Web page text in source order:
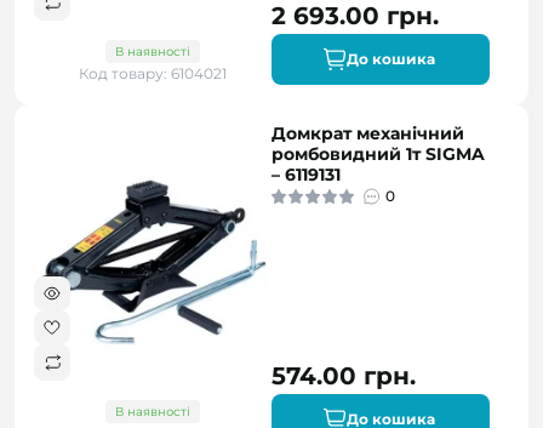
В наявності
Код товару: 6104021
2 693.00 грн.
До кошика
В наявності
Домкрат механічний
ромбовидний 1т SIGMA
– 6119131
0
574.00 грн.
До кошика